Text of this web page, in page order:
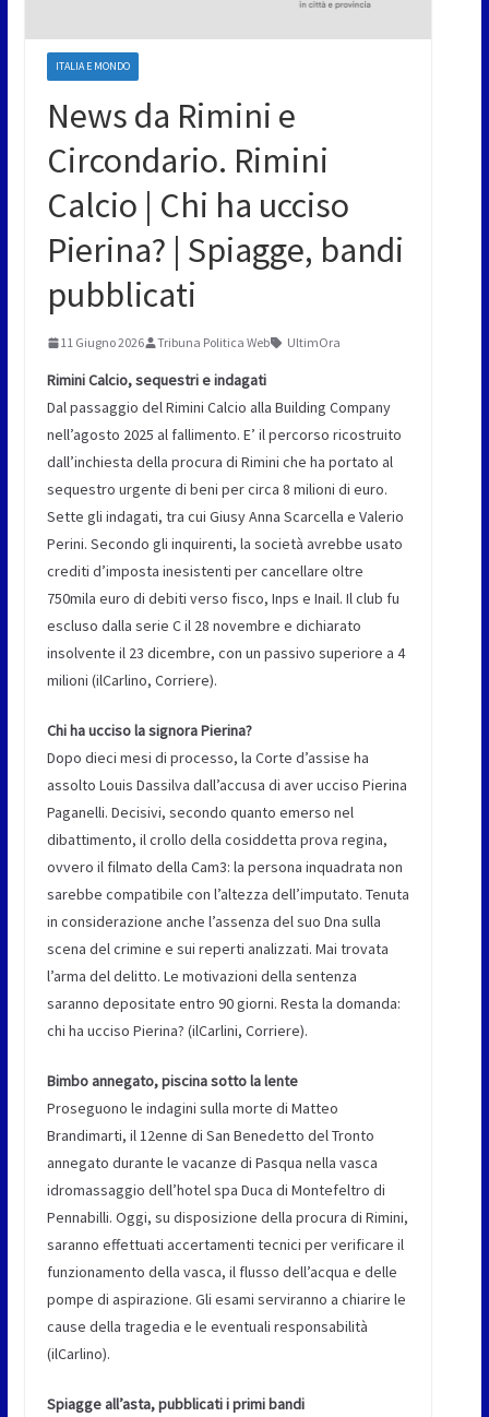
ITALIA E MONDO
News da Rimini e
Circondario. Rimini
Calcio | Chi ha ucciso
Pierina? | Spiagge, bandi
pubblicati
11 Giugno 2026 Tribuna Politica Web UltimOra
Rimini Calcio, sequestri e indagati
Dal passaggio del Rimini Calcio alla Building Company
nell’agosto 2025 al fallimento. E’ il percorso ricostruito
dall’inchiesta della procura di Rimini che ha portato al
sequestro urgente di beni per circa 8 milioni di euro.
Sette gli indagati, tra cui Giusy Anna Scarcella e Valerio
Perini. Secondo gli inquirenti, la società avrebbe usato
crediti d’imposta inesistenti per cancellare oltre
750mila euro di debiti verso fisco, Inps e Inail. Il club fu
escluso dalla serie C il 28 novembre e dichiarato
insolvente il 23 dicembre, con un passivo superiore a 4
milioni (ilCarlino, Corriere).
Chi ha ucciso la signora Pierina?
Dopo dieci mesi di processo, la Corte d’assise ha
assolto Louis Dassilva dall’accusa di aver ucciso Pierina
Paganelli. Decisivi, secondo quanto emerso nel
dibattimento, il crollo della cosiddetta prova regina,
ovvero il filmato della Cam3: la persona inquadrata non
sarebbe compatibile con l’altezza dell’imputato. Tenuta
in considerazione anche l’assenza del suo Dna sulla
scena del crimine e sui reperti analizzati. Mai trovata
l’arma del delitto. Le motivazioni della sentenza
saranno depositate entro 90 giorni. Resta la domanda:
chi ha ucciso Pierina? (ilCarlini, Corriere).
Bimbo annegato, piscina sotto la lente
Proseguono le indagini sulla morte di Matteo
Brandimarti, il 12enne di San Benedetto del Tronto
annegato durante le vacanze di Pasqua nella vasca
idromassaggio dell’hotel spa Duca di Montefeltro di
Pennabilli. Oggi, su disposizione della procura di Rimini,
saranno effettuati accertamenti tecnici per verificare il
funzionamento della vasca, il flusso dell’acqua e delle
pompe di aspirazione. Gli esami serviranno a chiarire le
cause della tragedia e le eventuali responsabilità
(ilCarlino).
Spiagge all’asta, pubblicati i primi bandi